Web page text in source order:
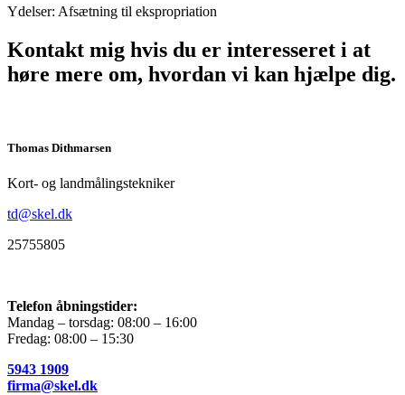
Ydelser: Afsætning til ekspropriation
Kontakt mig hvis du er interesseret i at
høre mere om, hvordan vi kan hjælpe dig.
Thomas Dithmarsen
Kort- og landmålingstekniker
td@skel.dk
25755805
Telefon åbningstider:
Mandag – torsdag: 08:00 – 16:00
Fredag: 08:00 – 15:30
5943 1909
firma@skel.dk